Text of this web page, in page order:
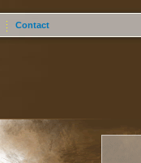
Contact